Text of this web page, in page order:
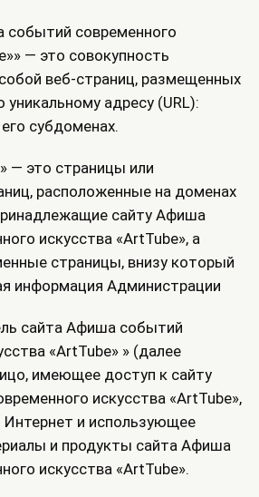
событий современного
— это совокупность
веб-страниц, размещенных
уникальному адресу (URL):
субдоменах.
— это страницы или
расположенные на доменах
сайту Афиша
искусства «ArtTube», а
страницы, внизу который
информация Администрации
сайта Афиша событий
«ArtTube» » (далее
имеющее доступ к сайту
искусства «ArtTube»,
и использующее
и продукты сайта Афиша
искусства «ArtTube».